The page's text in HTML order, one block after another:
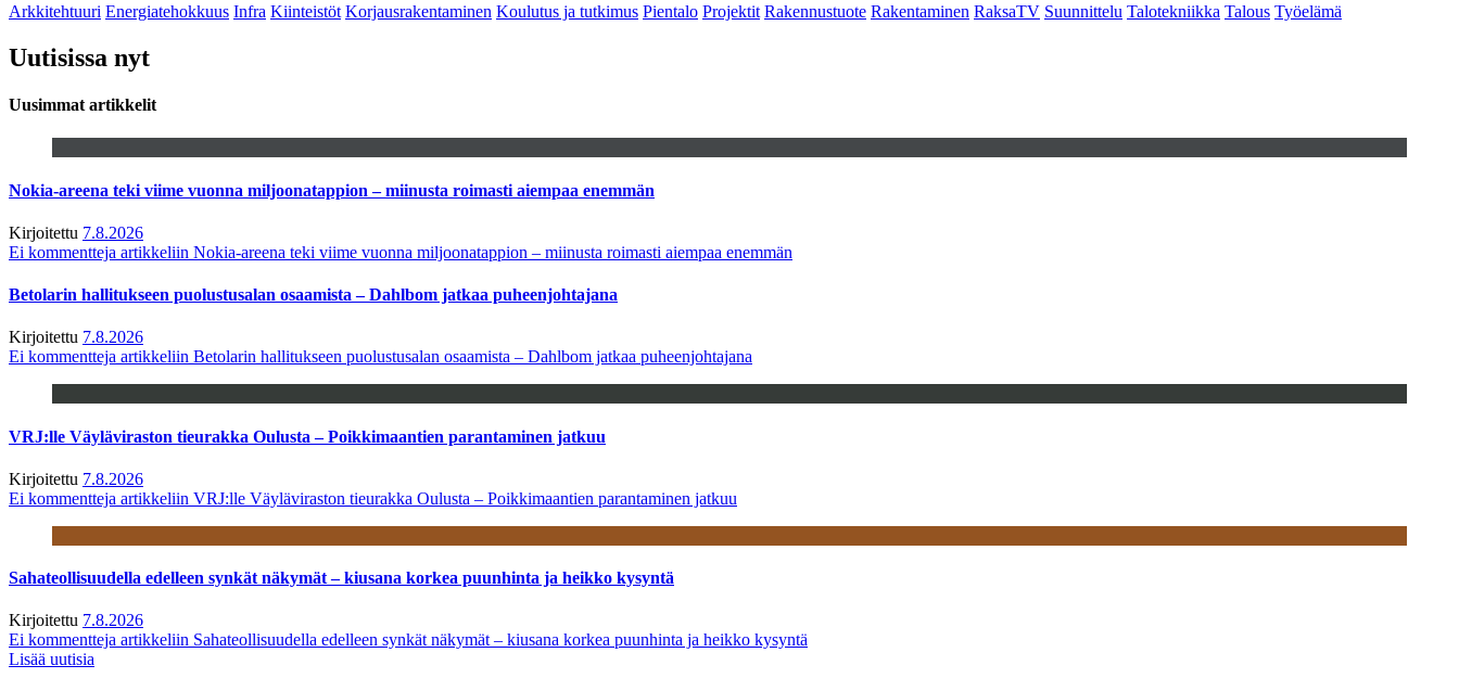
Arkkitehtuuri Energiatehokkuus Infra Kiinteistöt Korjausrakentaminen Koulutus ja tutkimus Pientalo Projektit Rakennustuote Rakentaminen RaksaTV Suunnittelu Talotekniikka Talous Työelämä
Uutisissa nyt
Uusimmat artikkelit
Nokia-areena teki viime vuonna miljoonatappion – miinusta roimasti aiempaa enemmän
Kirjoitettu 7.8.2026
Ei kommentteja artikkeliin Nokia-areena teki viime vuonna miljoonatappion – miinusta roimasti aiempaa enemmän
Betolarin hallitukseen puolustusalan osaamista – Dahlbom jatkaa puheenjohtajana
Kirjoitettu 7.8.2026
Ei kommentteja artikkeliin Betolarin hallitukseen puolustusalan osaamista – Dahlbom jatkaa puheenjohtajana
VRJ:lle Väyläviraston tieurakka Oulusta – Poikkimaantien parantaminen jatkuu
Kirjoitettu 7.8.2026
Ei kommentteja artikkeliin VRJ:lle Väyläviraston tieurakka Oulusta – Poikkimaantien parantaminen jatkuu
Sahateollisuudella edelleen synkät näkymät – kiusana korkea puunhinta ja heikko kysyntä
Kirjoitettu 7.8.2026
Ei kommentteja artikkeliin Sahateollisuudella edelleen synkät näkymät – kiusana korkea puunhinta ja heikko kysyntä
Lisää uutisia